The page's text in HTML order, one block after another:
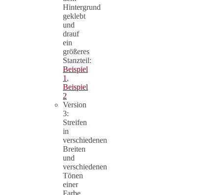
Hintergrund
geklebt
und
drauf
ein
größeres
Stanzteil:
Beispiel
1 ,
Beispiel
2
Version
3:
Streifen
in
verschiedenen
Breiten
und
verschiedenen
Tönen
einer
Farbe